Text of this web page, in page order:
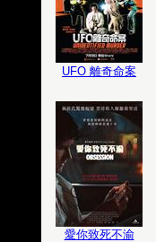
UFO 離奇命案
愛你致死不渝